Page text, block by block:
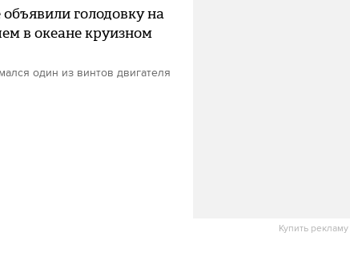
Купить рекламу
объявили голодовку на
в океане круизном
один из винтов двигателя